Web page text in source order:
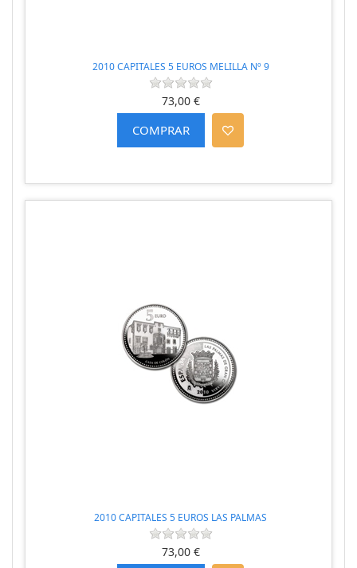
2010 CAPITALES 5 EUROS MELILLA Nº 9
73,00 €
2010 CAPITALES 5 EUROS LAS PALMAS
73,00 €